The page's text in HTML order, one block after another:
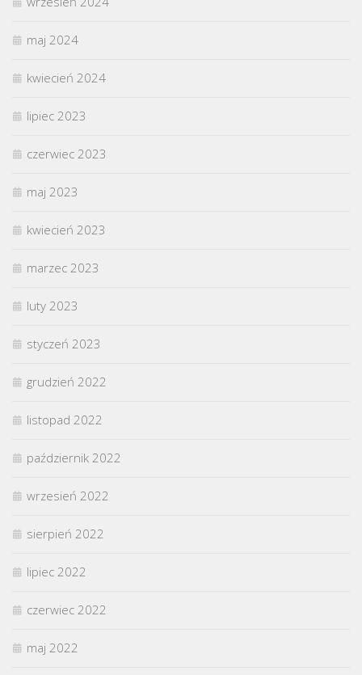
maj 2024
kwiecień 2024
lipiec 2023
czerwiec 2023
maj 2023
kwiecień 2023
marzec 2023
luty 2023
styczeń 2023
grudzień 2022
listopad 2022
październik 2022
wrzesień 2022
sierpień 2022
lipiec 2022
czerwiec 2022
maj 2022